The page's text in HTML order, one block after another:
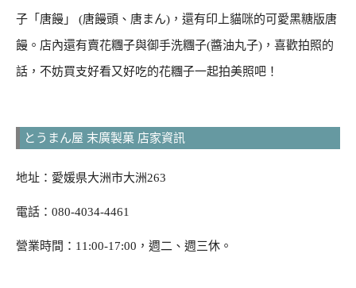
子「唐饅」 (唐饅頭、唐まん)，還有印上貓咪的可愛黑糖版唐
饅。店內還有賣花糰子與御手洗糰子(醬油丸子)，喜歡拍照的
話，不妨買支好看又好吃的花糰子一起拍美照吧！
とうまん屋 末廣製菓 店家資訊
地址：愛媛県大洲市大洲263
電話：080-4034-4461
營業時間：11:00-17:00，週二、週三休。